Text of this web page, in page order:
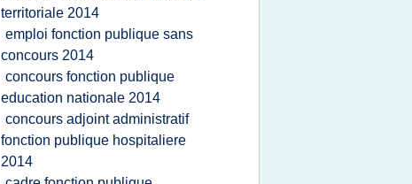
territoriale 2014
emploi fonction publique sans
concours 2014
concours fonction publique
education nationale 2014
concours adjoint administratif
fonction publique hospitaliere
2014